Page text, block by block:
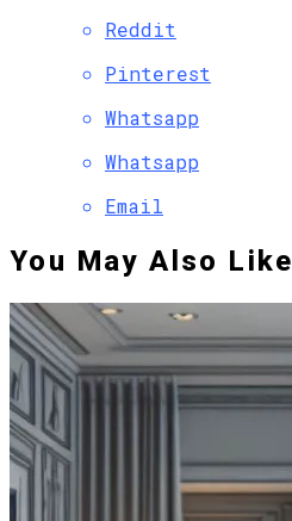
Reddit
Pinterest
Whatsapp
Whatsapp
Email
You May Also Like